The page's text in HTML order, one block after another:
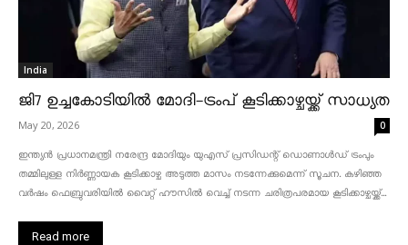
India
ജി7 ഉച്ചകോടിയിൽ മോദി-ട്രംപ് കൂടിക്കാഴ്ചയ്ക്ക് സാധ്യത
May 20, 2026 0
ഇന്ത്യൻ പ്രധാനമന്ത്രി നരേന്ദ്ര മോദിയും യുഎസ് പ്രസിഡന്റ് ഡൊണാൾഡ് ട്രംപും
തമ്മിലുള്ള നിർണ്ണായക കൂടിക്കാഴ്ച അടുത്ത മാസം നടന്നേക്കുമെന്ന് സൂചന. കഴിഞ്ഞ
വർഷം ഫെബ്രുവരിയിൽ വൈറ്റ് ഹൗസിൽ വെച്ച് നടന്ന ചരിത്രപരമായ കൂടിക്കാഴ്ചയ്ക്ക്...
Read more